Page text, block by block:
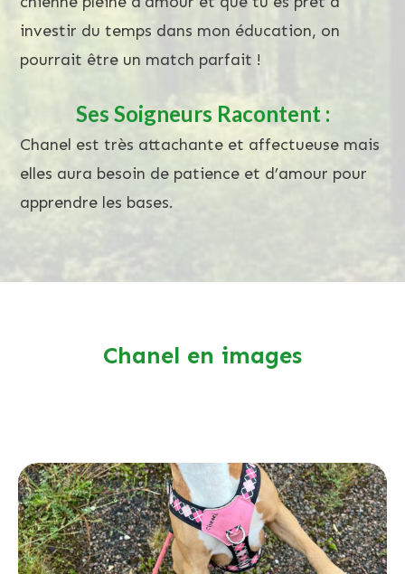
investir du temps dans mon éducation, on
pourrait être un match parfait !
Ses Soigneurs Racontent :
Chanel est très attachante et affectueuse mais
elles aura besoin de patience et d’amour pour
apprendre les bases.
Chanel en images